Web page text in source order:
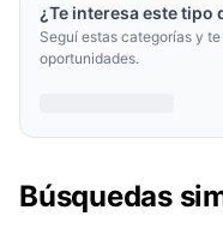
¿Te interesa este tipo
Seguí estas categorías y
oportunidades.
Búsquedas